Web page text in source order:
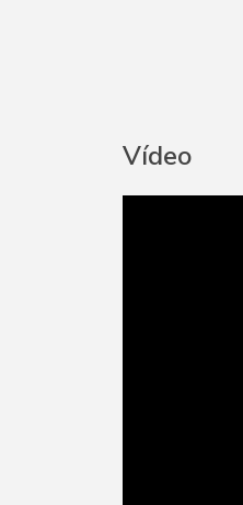
Vídeo